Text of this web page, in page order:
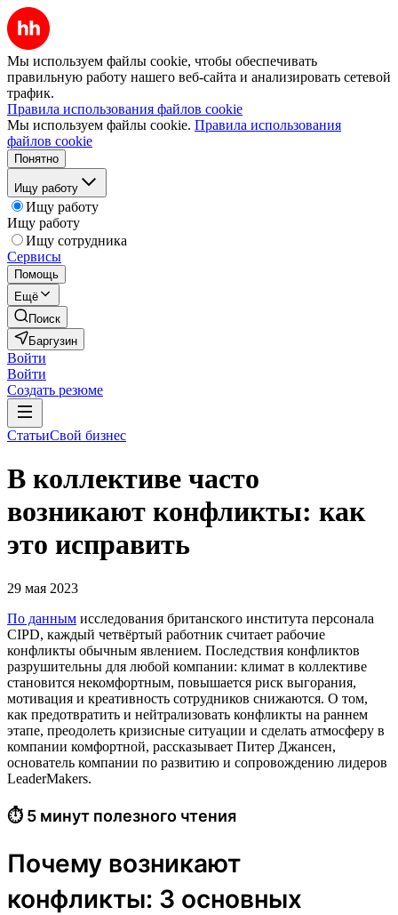
Мы используем файлы cookie, чтобы обеспечивать
правильную работу нашего веб-сайта и анализировать сетевой
трафик.
Правила использования файлов cookie
Мы используем файлы cookie. Правила использования
файлов cookie
Понятно
Ищу работу
Ищу работу
Ищу работу
Ищу сотрудника
Сервисы
Помощь
Ещё
Поиск
Баргузин
Войти
Войти
Создать резюме
СтатьиСвой бизнес
В коллективе часто
возникают конфликты: как
это исправить
29 мая 2023
По данным исследования британского института персонала
СIPD, каждый четвёртый работник считает рабочие
конфликты обычным явлением. Последствия конфликтов
разрушительны для любой компании: климат в коллективе
становится некомфортным, повышается риск выгорания,
мотивация и креативность сотрудников снижаются. О том,
как предотвратить и нейтрализовать конфликты на раннем
этапе, преодолеть кризисные ситуации и сделать атмосферу в
компании комфортной, рассказывает Питер Джансен,
основатель компании по развитию и сопровождению лидеров
LeaderMakers.
⏱ 5 минут полезного чтения
Почему возникают
конфликты: 3 основных